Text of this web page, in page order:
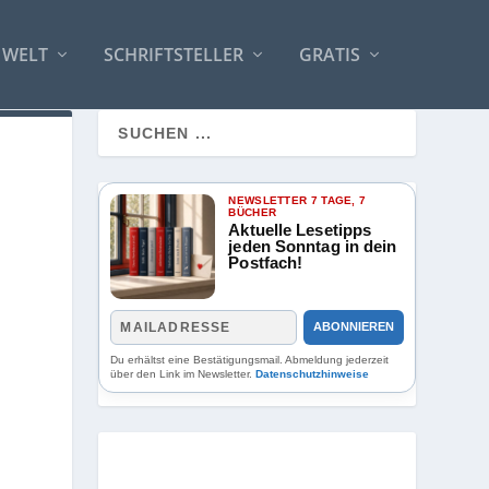
SCHRIFTSTELLER GRATIS
NEWSLETTER 7 TAGE, 7
BÜCHER
Aktuelle Lesetipps
jeden Sonntag in dein
Postfach!
ABONNIEREN
Du erhältst eine Bestätigungsmail. Abmeldung jederzeit
über den Link im Newsletter.Datenschutzhinweise